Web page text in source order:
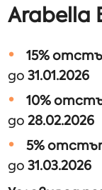
Arabella
15%
до31.01.2026
10%
до28.02.2026
5%
до31.03.2026